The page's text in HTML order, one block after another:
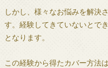
しかし、様々なお悩みを解決
す。経験してきていないとで
となります。
この経験から得たカバー方法